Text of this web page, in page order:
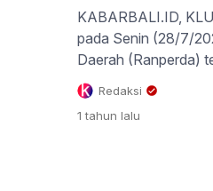
KABARBALI.ID,
pada Senin (28/7/
Daerah (Ranperda)
Klungkung Tahun
DPRD Klungkung
serta dihadiri
Redaksi
1 tahun lalu